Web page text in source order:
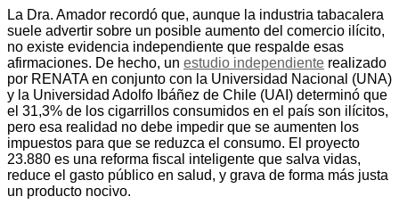
La Dra. Amador recordó que, aunque la industria tabacalera
suele advertir sobre un posible aumento del comercio ilícito,
no existe evidencia independiente que respalde esas
afirmaciones. De hecho, un estudio independiente realizado
por RENATA en conjunto con la Universidad Nacional (UNA)
y la Universidad Adolfo Ibáñez de Chile (UAI) determinó que
el 31,3% de los cigarrillos consumidos en el país son ilícitos,
pero esa realidad no debe impedir que se aumenten los
impuestos para que se reduzca el consumo. El proyecto
23.880 es una reforma fiscal inteligente que salva vidas,
reduce el gasto público en salud, y grava de forma más justa
un producto nocivo.